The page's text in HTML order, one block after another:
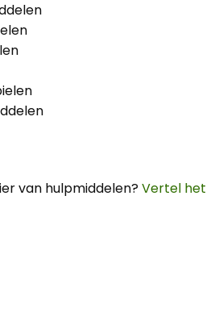
van hulpmiddelen?Vertel het